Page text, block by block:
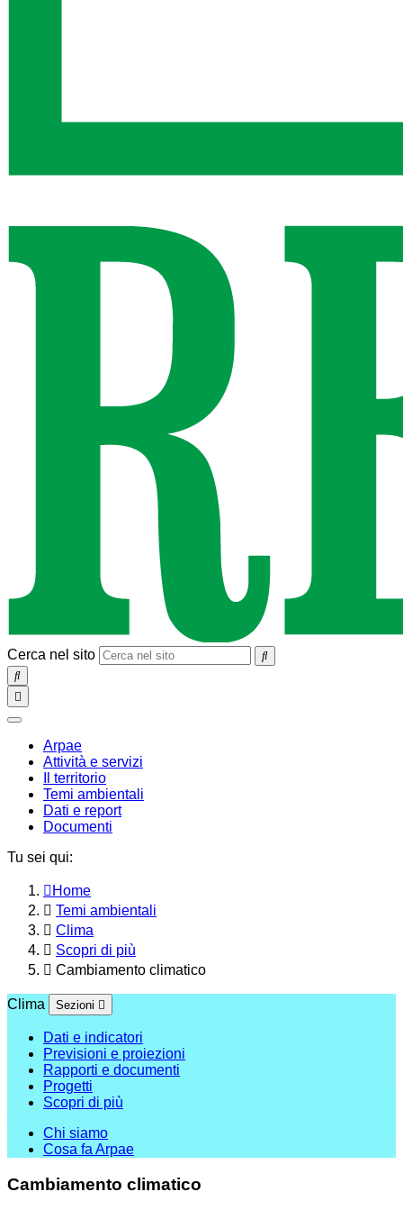
Cerca nel sito
SEARCH
Toggle
navigation
chiudi
Arpae
Attività e servizi
Il territorio
Temi ambientali
Dati e report
Documenti
Tu sei qui:
Home
Temi ambientali
Clima
Scopri di più
Cambiamento climatico
Clima Sezioni
Dati e indicatori
Previsioni e proiezioni
Rapporti e documenti
Progetti
Scopri di più
Chi siamo
Cosa fa Arpae
Cambiamento climatico